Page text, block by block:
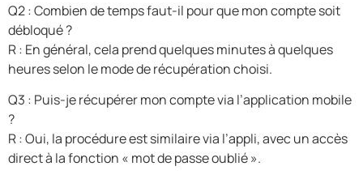
Q2 : Combien de temps faut-il pour que mon compte soit
débloqué ?
R : En général, cela prend quelques minutes à quelques
heures selon le mode de récupération choisi.
Q3 : Puis-je récupérer mon compte via l’application mobile
?
R : Oui, la procédure est similaire via l’appli, avec un accès
direct à la fonction « mot de passe oublié ».